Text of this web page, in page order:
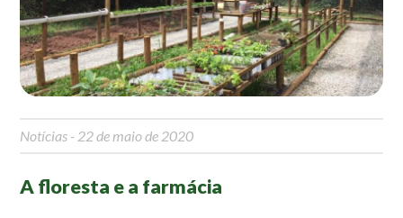
Notícias
Na mídia
Contato
Contato
Como chegar
Notícias - 22 de maio de 2020
A floresta e a farmácia